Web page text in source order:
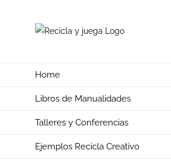
Home
Libros de Manualidades
Talleres y Conferencias
Ejemplos Recicla Creativo